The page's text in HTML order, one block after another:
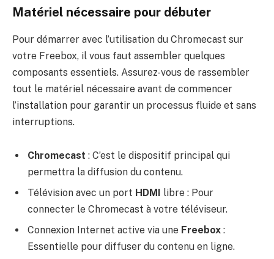
Matériel nécessaire pour débuter
Pour démarrer avec l’utilisation du Chromecast sur
votre Freebox, il vous faut assembler quelques
composants essentiels. Assurez-vous de rassembler
tout le matériel nécessaire avant de commencer
l’installation pour garantir un processus fluide et sans
interruptions.
Chromecast : C’est le dispositif principal qui
permettra la diffusion du contenu.
Télévision avec un port HDMI
libre : Pour
connecter le Chromecast à votre téléviseur.
Connexion Internet active via une Freebox :
Essentielle pour diffuser du contenu en ligne.